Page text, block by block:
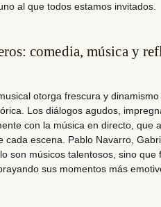
al que todos estamos invitados.
comedia, música y
otorga frescura y
Los diálogos agudos,
con la música en directo, que
cada escena. Pablo Navarro,
son músicos talentosos, sino que
sus momentos más